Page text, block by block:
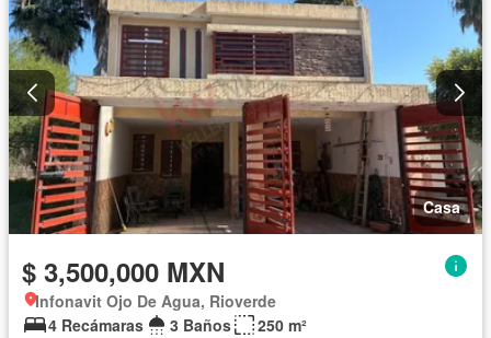
Casa
$ 3,500,000 MXN
Infonavit Ojo De Agua, Rioverde
4 Recámaras
3 Baños 250 m²